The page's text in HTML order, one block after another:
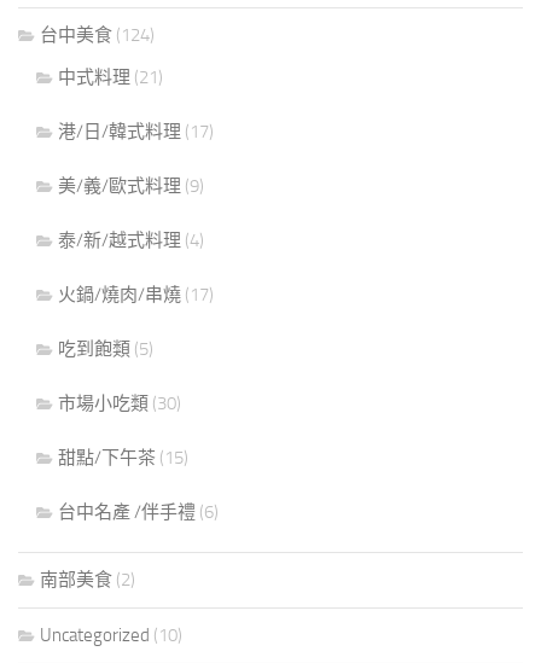
台中美食 (124)
中式料理 (21)
港/日/韓式料理 (17)
美/義/歐式料理 (9)
泰/新/越式料理 (4)
火鍋/燒肉/串燒 (17)
吃到飽類 (5)
市場小吃類 (30)
甜點/下午茶 (15)
台中名產 /伴手禮 (6)
南部美食 (2)
Uncategorized (10)